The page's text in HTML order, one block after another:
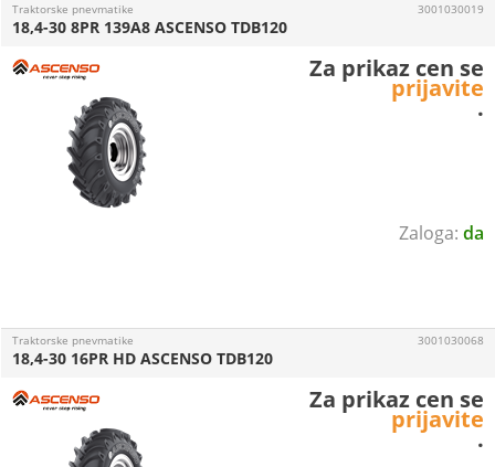
da
Traktorske pnevmatike
18,4-30 8PR 139A8 ASCENSO TDB120
3001030019
Za prikaz cen se
prijavite
.
Traktorske pnevmatike
18,4-30 16PR HD ASCENSO TDB120
3001030068
Za prikaz cen se
prijavite
.